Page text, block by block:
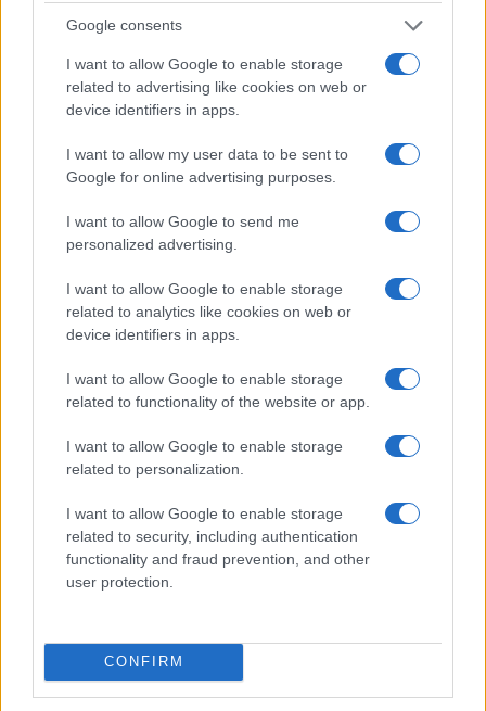
Google consents
I want to allow Google to enable storage
related to advertising like cookies on web or
device identifiers in apps.
I want to allow my user data to be sent to
Google for online advertising purposes.
I want to allow Google to send me
personalized advertising.
I want to allow Google to enable storage
related to analytics like cookies on web or
device identifiers in apps.
I want to allow Google to enable storage
related to functionality of the website or app.
I want to allow Google to enable storage
related to personalization.
I want to allow Google to enable storage
related to security, including authentication
functionality and fraud prevention, and other
user protection.
CONFIRM
pokušavati jer možete povrijediti to područje.